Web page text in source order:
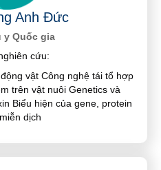
Anh Đức
y Quốc gia
cứu:
vật Công nghệ tái tổ hợp
trên vật nuôi Genetics và
Biểu hiện của gene, protein
dịch